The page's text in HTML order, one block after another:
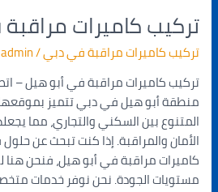
تركيب كاميرات
تركيب كاميرات مراقبة في دبي/
admin
منطقة أبو هيل في دبي تتميز
المتنوع بين السكني والتجاري، مما
الأمان والمراقبة. إذا كنت تبحث عن
كاميرات مراقبة في أبو هيل، فنحن هنا
مستويات الجودة. نحن نوفر خدمات